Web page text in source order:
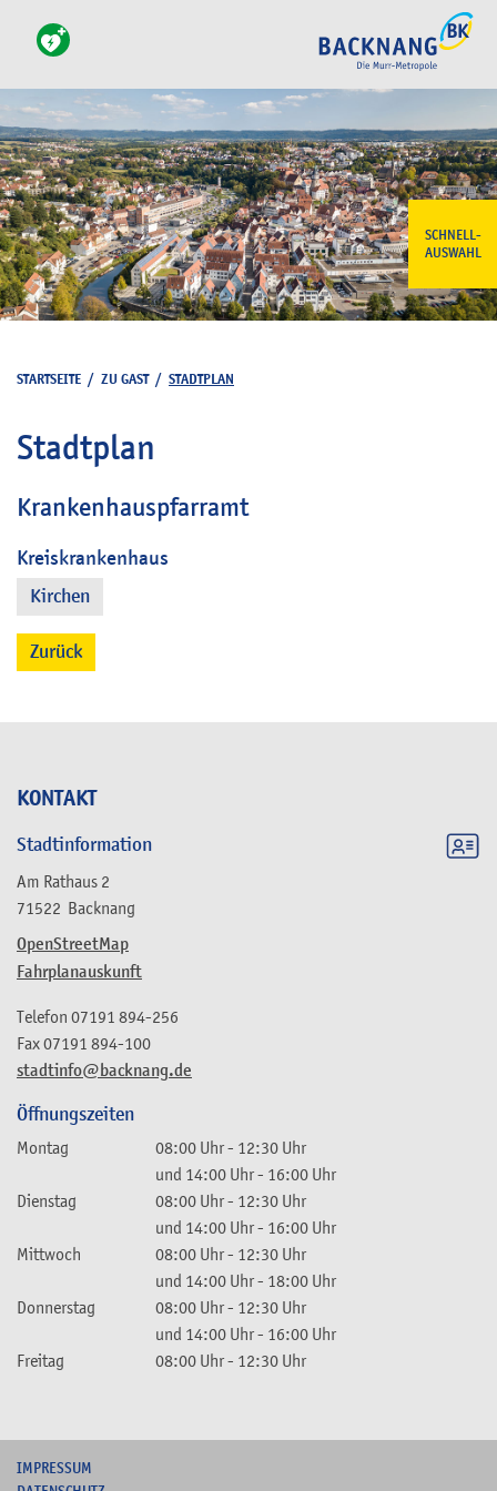
SCHNELL-
AUSWAHL
KONTAKT
Stadtinformation
Am Rathaus 2
71522 Backnang
OpenStreetMap
Fahrplanauskunft
stadtinfo@backnang.de
Telefon 07191 894-256
Fax07191 894-100
Öffnungszeiten
Montag 08:00 Uhr- 12:30 Uhr
und 14:00 Uhr- 16:00 Uhr
Dienstag
08:00 Uhr- 12:30 Uhr
und 14:00 Uhr- 16:00 Uhr
Mittwoch
08:00 Uhr- 12:30 Uhr
und 14:00 Uhr- 18:00 Uhr
Donnerstag
08:00 Uhr- 12:30 Uhr
und 14:00 Uhr- 16:00 Uhr
Freitag
08:00 Uhr- 12:30 Uhr
STARTSEITE / ZU GAST/ STADTPLAN
Stadtplan
Krankenhauspfarramt
Kreiskrankenhaus
Kirchen
Zurück
IMPRESSUM